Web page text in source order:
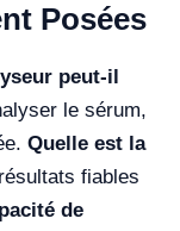
Posées
peut-il
le sérum,
Quelle est la
fiables
de